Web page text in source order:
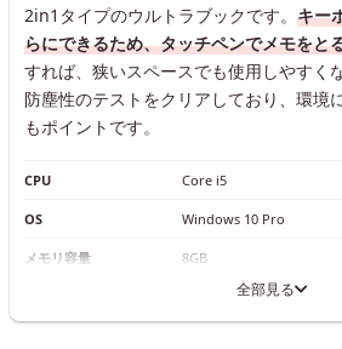
2in1タイプのウルトラブックです。 キー
らにできるため、タッチペンでメモをと
すれば、狭いスペースでも使用しやすく
防塵性のテストをクリアしており、環境
もポイントです。
CPU Core i5
OS Windows 10 Pro
メモリ容量 8GB
全部見る